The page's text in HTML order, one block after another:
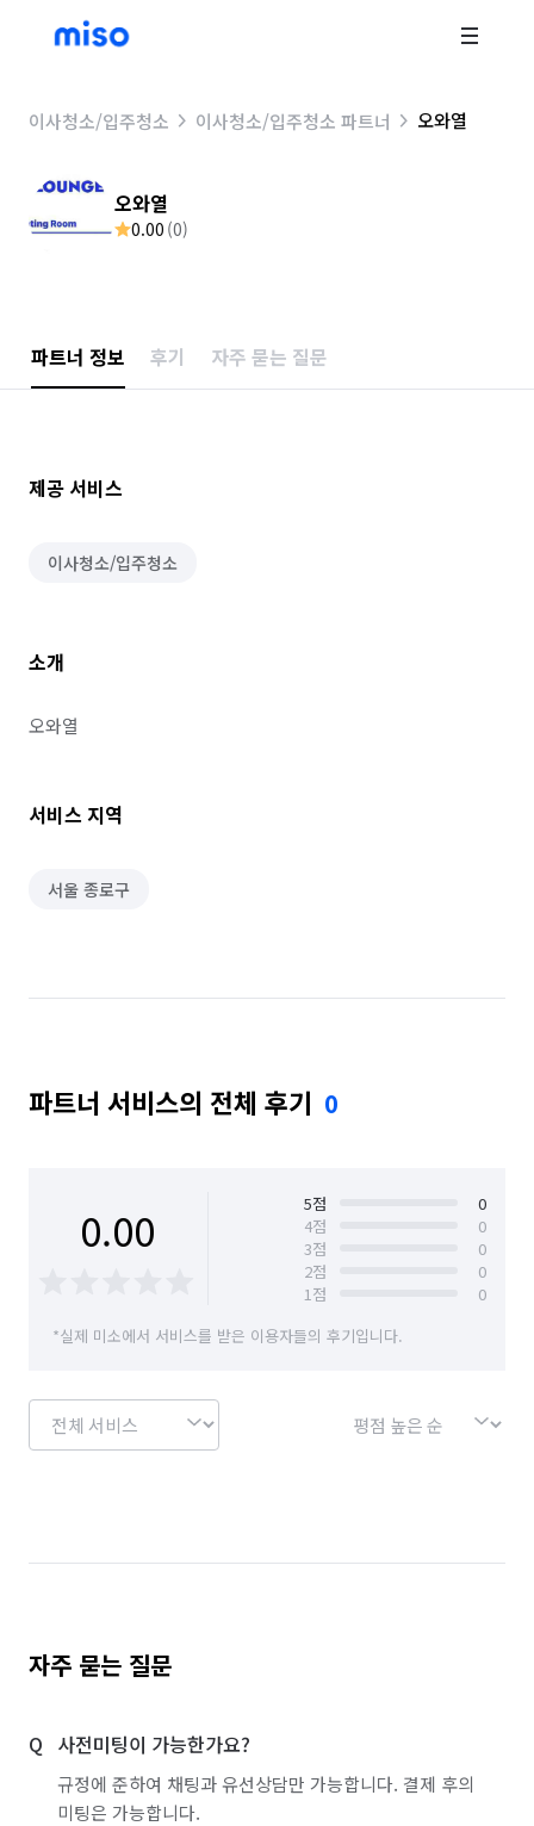
이사청소/입주청소 이사청소/입주청소 파트너 오와열
오와열
0.00 (0)
파트너 정보 후기 자주 묻는 질문
제공 서비스
이사청소/입주청소
소개
오와열
서비스 지역
서울 종로구
파트너 서비스의 전체 후기 0
0.00 5점
0
4점
0
3점
0
2점
0
1점
0
*실제 미소에서 서비스를 받은 이용자들의 후기입니다.
자주 묻는 질문
사전미팅이 가능한가요?
규정에 준하여 채팅과 유선상담만 가능합니다. 결제 후의
미팅은 가능합니다.